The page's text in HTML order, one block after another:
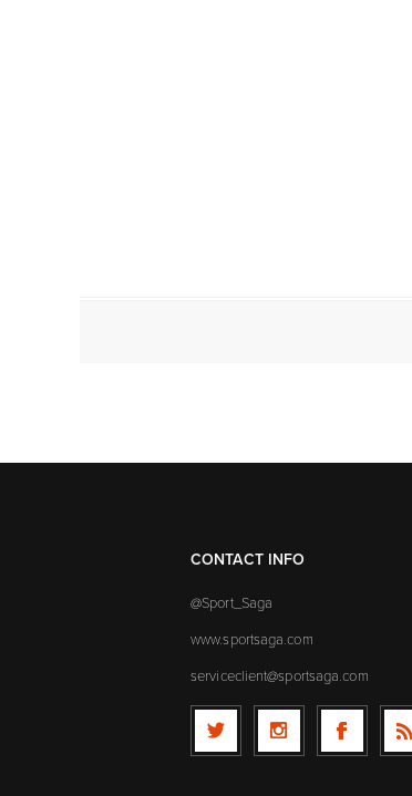
CONTACT INFO
@Sport_Saga
www.sportsaga.com
serviceclient@sportsaga.com